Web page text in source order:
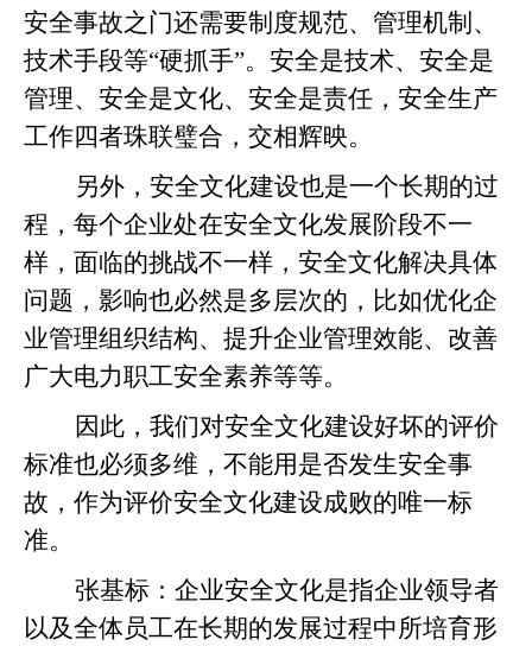
安全事故之门还需要制度规范、管理机制、
技术手段等“硬抓手”。安全是技术、安全是
管理、安全是文化、安全是责任，安全生产
工作四者珠联璧合，交相辉映。
另外，安全文化建设也是一个长期的过
程，每个企业处在安全文化发展阶段不一
样，面临的挑战不一样，安全文化解决具体
问题，影响也必然是多层次的，比如优化企
业管理组织结构、提升企业管理效能、改善
广大电力职工安全素养等等。
因此，我们对安全文化建设好坏的评价
标准也必须多维，不能用是否发生安全事
故，作为评价安全文化建设成败的唯一标
准。
张基标： 企业安全文化是指企业领导者
以及全体员工在长期的发展过程中所培育形